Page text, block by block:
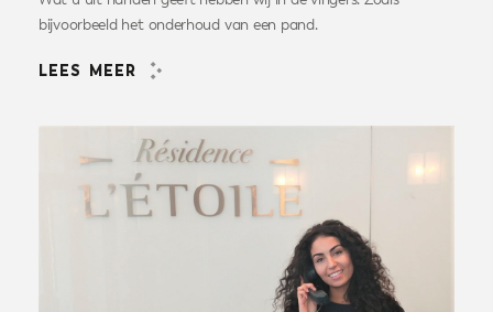
bijvoorbeeld het onderhoud van een pand.
LEES MEER